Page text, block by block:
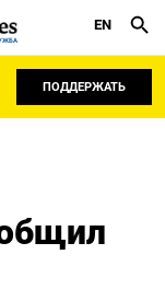
EN
ПОДДЕРЖАТЬ